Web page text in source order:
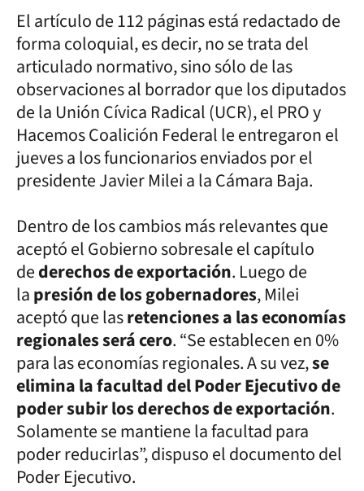
El artículo de 112 páginas está redactado de
forma coloquial, es decir, no se trata del
articulado normativo, sino sólo de las
observaciones al borrador que los diputados
de la Unión Cívica Radical (UCR), el PRO y
Hacemos Coalición Federal le entregaron el
jueves a los funcionarios enviados por el
presidente Javier Milei a la Cámara Baja.
Dentro de los cambios más relevantes que
aceptó el Gobierno sobresale el capítulo
dederechos de exportación. Luego de
lapresión de los gobernadores, Milei
aceptó que lasretenciones a las economías
regionales será cero. “Se establecen en 0%
para las economías regionales. A su vez,se
elimina la facultad del Poder Ejecutivo de
poder subir los derechos de exportación.
Solamente se mantiene la facultad para
poder reducirlas”, dispuso el documento del
Poder Ejecutivo.